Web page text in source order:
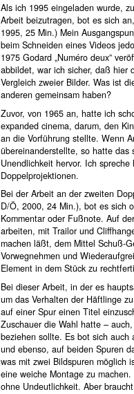
Als ich 1995 eingeladen wurde,
Arbeit beizutragen, bot es sich
1995, 25 Min.) Mein
beim Schneiden eines Videos
1975 Godard „Numéro deux”
abbildet, war ich sicher, daß hier
Vergleich zweier Bilder. Was ist
anderen gemeinsam haben?
Zuvor, von 1965 an, hatte ich
expanded cinema, darum, den
an die Vorführung stellte. Wenn
übereinanderstellte, so hatte das
Unendlichkeit hervor. Ich
Doppelprojektionen.
Bei der Arbeit an der zweiten
D/Ö, 2000, 24 Min.), bot es sich
Kommentar oder Fußnote. Auf
arbeiten, mit Trailor und
machen läßt, dem Mittel Schuß-
Vorwegnehmen und
Element in dem Stück zu
Bei dieser Arbeit, in der es
um das Verhalten der Häftlinge
auf einer Spur einen Titel
Zuschauer die Wahl hatte –
beziehen sollte. Es bot sich
und ebenso, auf beiden Spuren
was mit zwei Bildspuren möglich
eine weiche Montage zu
ohne Undeutlichkeit. Aber